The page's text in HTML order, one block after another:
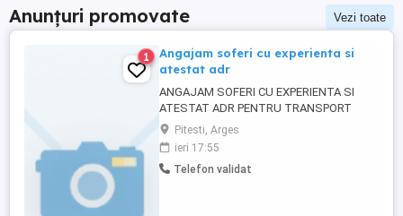
Anunțuri promovate Vezi toate
1
Angajam soferi cu experienta si
atestat adr
ANGAJAM SOFERI CU EXPERIENTA SI
ATESTAT ADR PENTRU TRANSPORT
INTERNATIONAL .
Pitesti, Arges
ieri 17:55
Telefon validat